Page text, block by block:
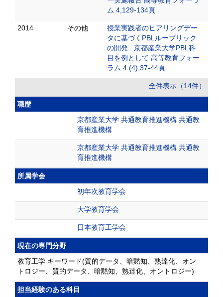
ム 4,129-134頁
2014 その他
授業実践者のヒアリングデー
タに基づくPBLルーブリック
の開発 : 京都産業大学PBL科
目を例として 高等教育フォー
ラム 4 (4),37-44頁
全件表示（14件）
職歴
京都産業大学 共通教育推進機構 共通教
育推進機構
京都産業大学 共通教育推進機構 共通教
育推進機構
所属学会
初年次教育学会
大学教育学会
日本教育工学会
現在の専門分野
教育工学 キーワード(質的データ、暗黙知、熟達化、オン
トロジー、質的データ、暗黙知、熟達化、オントロジー)
担当経験のある科目